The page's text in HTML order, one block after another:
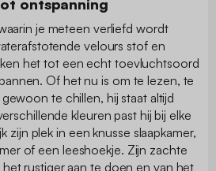
ontspanning
je meteen verliefd wordt
velours stof en
het tot een echt toevluchtsoord
Of het nu is om te lezen, te
te chillen, hij staat altijd
kleuren past hij bij elke
zijn plek in een knusse slaapkamer,
of een leeshoekje. Zijn zachte
rustiger aan te doen en van het